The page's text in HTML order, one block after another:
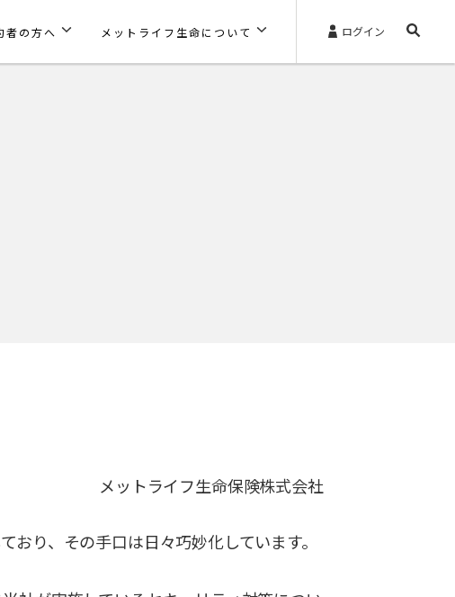
者の方へ メットライフ生命について ログイン
メットライフ生命保険株式会社
り、その手口は日々巧妙化しています。